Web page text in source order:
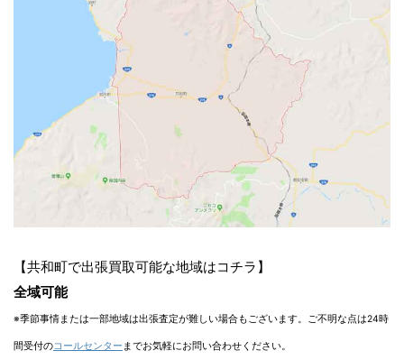
【共和町で出張買取可能な地域はコチラ】
全域可能
※季節事情または一部地域は出張査定が難しい場合もございます。ご不明な点は24時
間受付のコールセンター までお気軽にお問い合わせください。